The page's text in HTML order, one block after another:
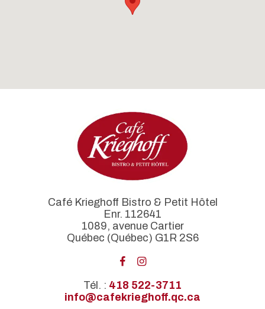
Café Krieghoff Bistro & Petit Hôtel
Enr. 112641
1089, avenue Cartier
Québec (Québec) G1R 2S6
Tél. : 418 522-3711
info@cafekrieghoff.qc.ca